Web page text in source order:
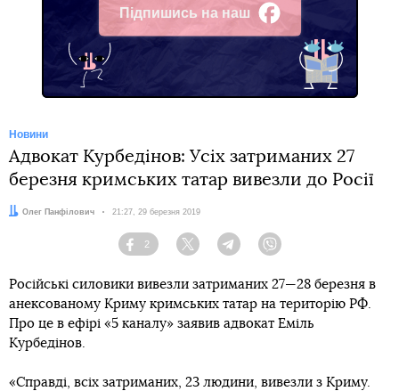
Підпишись на наш
Facebook
Новини
Адвокат Курбедінов: Усіх затриманих 27
березня кримських татар вивезли до Росії
Автор:
Олег Панфілович Дата:
21:27, 29 березня 2019
Facebook
2
Twitter TelegramViber
Російські силовики вивезли затриманих 27—28 березня в
анексованому Криму кримських татар на територію РФ.
Про це в ефірі «5 каналу» заявив адвокат Еміль
Курбедінов.
«Справді, всіх затриманих, 23 людини, вивезли з Криму.